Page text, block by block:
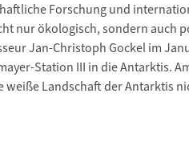
Forschung und
nur ökologisch, sondern auch
Jan-Christoph Gockel im
Station III in die Antarktis.
Landschaft der Antarktis